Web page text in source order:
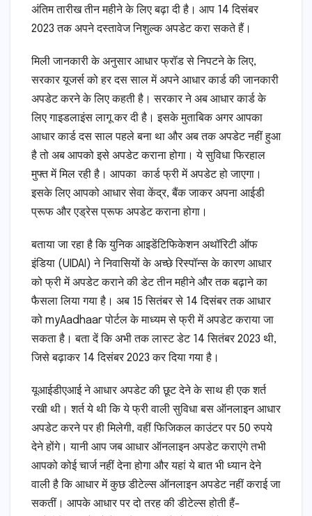
अंतिम तारीख तीन महीने के लिए बढ़ा दी है। आप 14 दिसंबर
2023 तक अपने दस्तावेज निशुल्क अपडेट करा सकते हैं।
मिली जानकारी के अनुसार आधार फ्रॉड से निपटने के लिए,
सरकार यूजर्स को हर दस साल में अपने आधार कार्ड की जानकारी
अपडेट करने के लिए कहती है। सरकार ने अब आधार कार्ड के
लिए गाइडलाइंस लागू कर दी है। इसके मुताबिक अगर आपका
आधार कार्ड दस साल पहले बना था और अब तक अपडेट नहीं हुआ
है तो अब आपको इसे अपडेट कराना होगा। ये सुविधा फिरहाल
मुफ्त में मिल रही है। आपका कार्ड फ्री में अपडेट हो जाएगा।
इसके लिए आपको आधार सेवा केंद्र, बैंक जाकर अपना आईडी
प्रूफ और एड्रेस प्रूफ अपडेट कराना होगा।
बताया जा रहा है कि युनिक आइडेंटिफिकेशन अथॉरिटी ऑफ
इंडिया (UIDAI) ने निवासियों के अच्छे रिस्पॉन्स के कारण आधार
को फ्री में अपडेट कराने की डेट तीन महीने और तक बढ़ाने का
फैसला लिया गया है। अब 15 सितंबर से 14 दिसंबर तक आधार
को myAadhaar पोर्टल के माध्यम से फ्री में अपडेट कराया जा
सकता है। बता दें कि अभी तक लास्ट डेट 14 सितंबर 2023 थी,
जिसे बढ़ाकर 14 दिसंबर 2023 कर दिया गया है।
यूआईडीएआई ने आधार अपडेट की छूट देने के साथ ही एक शर्त
रखी थी। शर्त ये थी कि ये फ्री वाली सुविधा बस ऑनलाइन आधार
अपडेट करने पर ही मिलेगी, वहीं फिजिकल काउंटर पर 50 रुपये
देने होंगे। यानी आप जब आधार ऑनलाइन अपडेट कराएंगे तभी
आपको कोई चार्ज नहीं देना होगा और यहां ये बात भी ध्यान देने
वाली है कि आधार में कुछ डीटेल्स ऑनलाइन अपडेट नहीं कराई जा
सकतीं। आपके आधार पर दो तरह की डीटेल्स होती हैं-